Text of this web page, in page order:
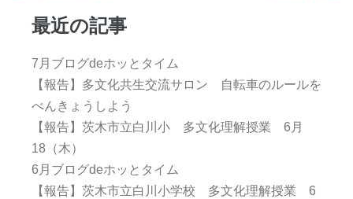
最近の記事
7月ブログdeホッとタイム
【報告】多文化共生交流サロン 自転車のルールを
べんきょうしよう
【報告】茨木市立白川小 多文化理解授業 6月
18（木）
6月ブログdeホッとタイム
【報告】茨木市立白川小学校 多文化理解授業 6